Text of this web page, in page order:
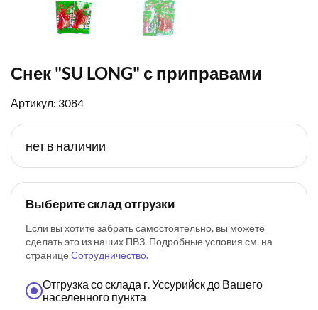
Снек "SU LONG" с приправами
Артикул: 3084
нет в наличии
Выберите склад отгрузки
Если вы хотите забрать самостоятельно, вы можете
сделать это из наших ПВЗ. Подробные условия см. на
странице Сотрудничество.
Отгрузка со склада г. Уссурийск до Вашего
населенного пункта